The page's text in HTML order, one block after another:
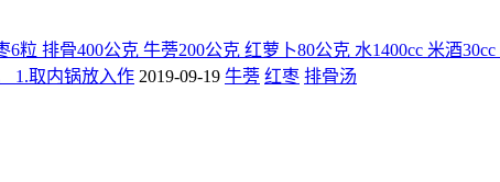
粒 排骨400公克 牛蒡200公克 红萝卜80公克 水1400cc 米酒
1.取内锅放入作 2019-09-19 牛蒡 红枣 排骨汤